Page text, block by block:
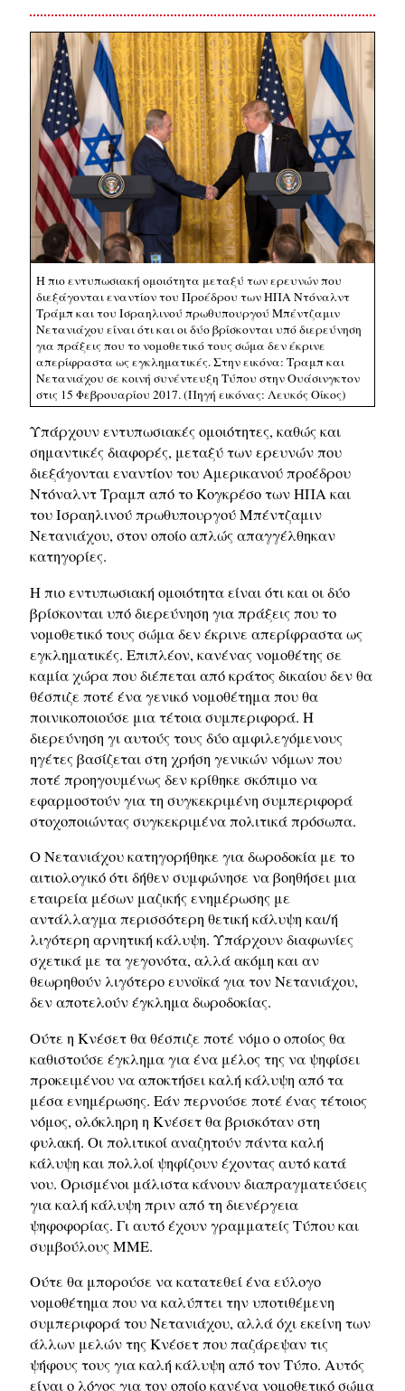
Η πιο εντυπωσιακή ομοιότητα μεταξύ των ερευνών που
διεξάγονται εναντίον του Προέδρου των ΗΠΑ Ντόναλντ
Τράμπ και του Ισραηλινού πρωθυπουργού Μπέντζαμιν
Νετανιάχου είναι ότι και οι δύο βρίσκονται υπό διερεύνηση
για πράξεις που το νομοθετικό τους σώμα δεν έκρινε
απερίφραστα ως εγκληματικές. Στην εικόνα: Τραμπ και
Νετανιάχου σε κοινή συνέντευξη Τύπου στην Ουάσινγκτον
στις 15 Φεβρουαρίου 2017. (Πηγή εικόνας: Λευκός Οίκος)
Υπάρχουν εντυπωσιακές ομοιότητες, καθώς και
σημαντικές διαφορές, μεταξύ των ερευνών που
διεξάγονται εναντίον του Aμερικανού προέδρου
Ντόναλντ Τραμπ από το Κογκρέσο των ΗΠΑ και
του Ισραηλινού πρωθυπουργού Μπέντζαμιν
Νετανιάχου, στον οποίο απλώς απαγγέλθηκαν
κατηγορίες.
Η πιο εντυπωσιακή ομοιότητα είναι ότι και οι δύο
βρίσκονται υπό διερεύνηση για πράξεις που το
νομοθετικό τους σώμα δεν έκρινε απερίφραστα ως
εγκληματικές. Επιπλέον, κανένας νομοθέτης σε
καμία χώρα που διέπεται από κράτος δικαίου δεν θα
θέσπιζε ποτέ ένα γενικό νομοθέτημα που θα
ποινικοποιούσε μια τέτοια συμπεριφορά. Η
διερεύνηση γι αυτούς τους δύο αμφιλεγόμενους
ηγέτες βασίζεται στη χρήση γενικών νόμων που
ποτέ προηγουμένως δεν κρίθηκε σκόπιμο να
εφαρμοστούν για τη συγκεκριμένη συμπεριφορά
στοχοποιώντας συγκεκριμένα πολιτικά πρόσωπα.
Ο Νετανιάχου κατηγορήθηκε για δωροδοκία με το
αιτιολογικό ότι δήθεν συμφώνησε να βοηθήσει μια
εταιρεία μέσων μαζικής ενημέρωσης με
αντάλλαγμα περισσότερη θετική κάλυψη και/ή
λιγότερη αρνητική κάλυψη. Υπάρχουν διαφωνίες
σχετικά με τα γεγονότα, αλλά ακόμη και αν
θεωρηθούν λιγότερο ευνοϊκά για τον Νετανιάχου,
δεν αποτελούν έγκλημα δωροδοκίας.
Ούτε η Κνέσετ θα θέσπιζε ποτέ νόμο ο οποίος θα
καθιστούσε έγκλημα για ένα μέλος της να ψηφίσει
προκειμένου να αποκτήσει καλή κάλυψη από τα
μέσα ενημέρωσης. Εάν περνούσε ποτέ ένας τέτοιος
νόμος, ολόκληρη η Κνέσετ θα βρισκόταν στη
φυλακή. Οι πολιτικοί αναζητούν πάντα καλή
κάλυψη και πολλοί ψηφίζουν έχοντας αυτό κατά
νου. Ορισμένοι μάλιστα κάνουν διαπραγματεύσεις
για καλή κάλυψη πριν από τη διενέργεια
ψηφοφορίας. Γι αυτό έχουν γραμματείς Τύπου και
συμβούλους ΜΜΕ.
Ούτε θα μπορούσε να κατατεθεί ένα εύλογο
νομοθέτημα που να καλύπτει την υποτιθέμενη
συμπεριφορά του Νετανιάχου, αλλά όχι εκείνη των
άλλων μελών της Κνέσετ που παζάρεψαν τις
ψήφους τους για καλή κάλυψη από τον Τύπο. Αυτός
είναι ο λόγος για τον οποίο κανένα νομοθετικό σώμα